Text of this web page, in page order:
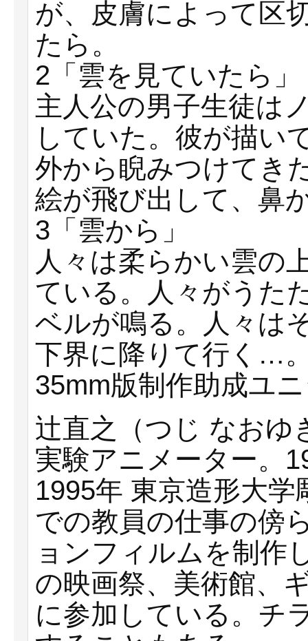
が、皮膚によって区
たら。
2「雲を見ていたら」
主人公の男子生徒は
していた。彼が描い
外から睨みつけてき
絵が飛び出して、鼻
3「雲から」
人々は柔らかい雲の
ている。人々がうた
ベルが鳴る。人々は
下界に降りて行く…
35mm版制作助成ユ
辻直之（つじ なおゆ
実験アニメーター。
1995年 東京造形大
での教員の仕事の傍
ョンフィルムを制作
の映画祭、美術館、
に参加している。チ